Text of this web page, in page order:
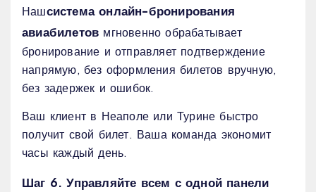
Нашсистема онлайн-бронирования
авиабилетов мгновенно обрабатывает
бронирование и отправляет подтверждение
напрямую, без оформления билетов вручную,
без задержек и ошибок.
Ваш клиент в Неаполе или Турине быстро
получит свой билет. Ваша команда экономит
часы каждый день.
Шаг 6. Управляйте всем с одной панели